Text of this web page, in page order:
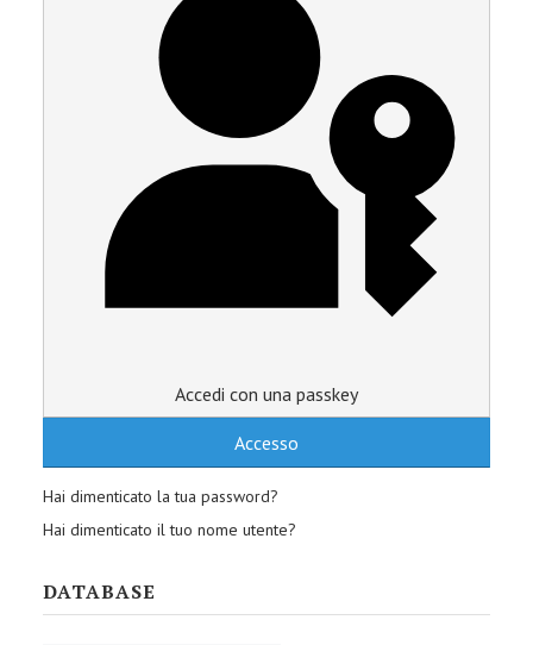
Accedi con una passkey
Accesso
Hai dimenticato la tua password?
Hai dimenticato il tuo nome utente?
DATABASE